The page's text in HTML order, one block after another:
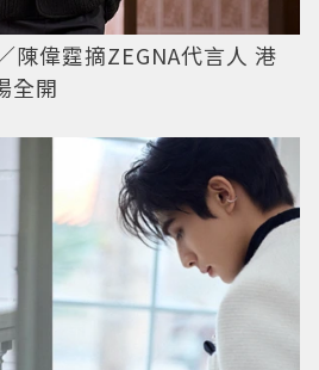
陳偉霆摘ZEGNA代言人 港
全開